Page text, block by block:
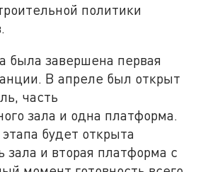
политики
была завершена первая
В апреле был открыт
часть
зала и одна платформа.
будет открыта
зала и вторая платформа с